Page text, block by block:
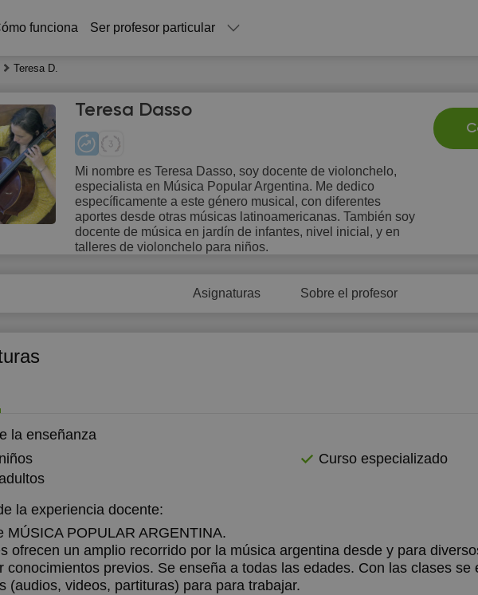
funciona Ser profesor particular
Teresa D.
Teresa Dasso
Mi nombre es Teresa Dasso, soy docente de violonchelo,
especialista en Música Popular Argentina. Me dedico
específicamente a este género musical, con diferentes
aportes desde otras músicas latinoamericanas. También soy
docente de música en jardín de infantes, nivel inicial, y en
talleres de violonchelo para niños.
Asignaturas Sobre el profesor
la enseñanza
Curso especializado
la experiencia docente:
MÚSICA POPULAR ARGENTINA.
ofrecen un amplio recorrido por la música argentina desde y para
conocimientos previos. Se enseña a todas las edades. Con las clases se
(audios, videos, partituras) para para trabajar.
Th
6
Fr
7
Sa
8
Su
9
Mo
10